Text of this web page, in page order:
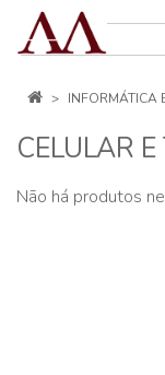
INFORMÁTICA
CELULAR
Não há produtos